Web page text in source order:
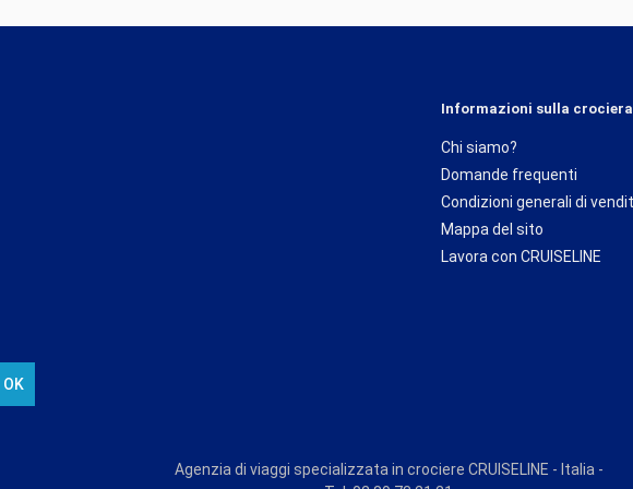
Informazioni sulla crociera
Chi siamo?
Domande frequenti
Condizioni generali di
Mappa del sito
Lavora con CRUISELINE
OK
Agenzia di viaggi specializzata in crociere CRUISELINE - Italia -